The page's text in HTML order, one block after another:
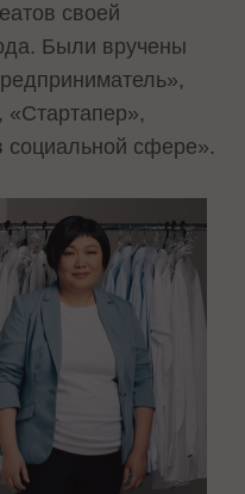
своей
Были вручены
сфере».